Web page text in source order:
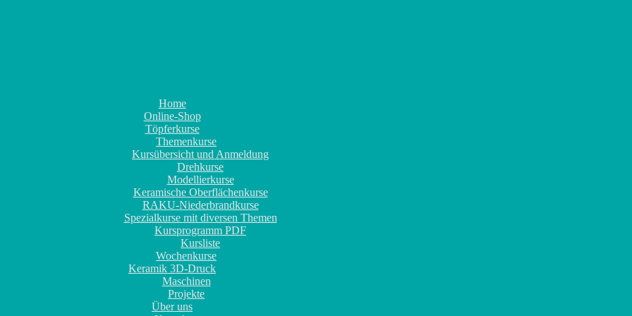
Home
Online-Shop
Töpferkurse
Themenkurse
Kursübersicht und Anmeldung
Drehkurse
Modellierkurse
Keramische Oberflächenkurse
RAKU-Niederbrandkurse
Spezialkurse mit diversen Themen
Kursprogramm PDF
Kursliste
Wochenkurse
Keramik 3D-Druck
Maschinen
Projekte
Über uns